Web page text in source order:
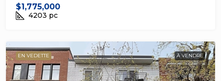
$1,775,000
4203 pc
EN VEDETTE À VENDRE